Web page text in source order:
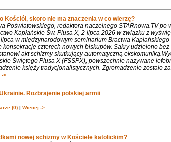
Kościół, skoro nie ma znaczenia w co wierzę?
Poświatowskiego, redaktora naczelnego STARnowa.TV po
Kapłańskie Św. Piusa X, 2 lipca 2026 w związku z
w międzynarodowym seminarium Bractwa
konsekracje czterech nowych biskupów. Sakry udzielono
akt schizmy skutkujący automatyczną
Świętego Piusa X (FSSPX), powszechnie nazywane
księży tradycjonalistycznych. Zgromadzenie zostało
->
Rozbrajenie polskiej armii
(0)| Wiecej ->
nowej schizmy w Kościele katolickim?